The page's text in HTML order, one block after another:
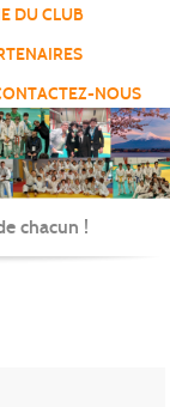
DU CLUB
NOUS
chacun !